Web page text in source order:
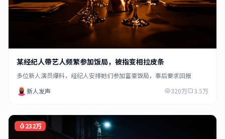
某经纪人带艺人频繁参加饭局，被指变相拉皮条
多位新人演员爆料，经纪人安排她们参加富豪饭局，事后要求回报
新人发声
320万 3.5万
232万